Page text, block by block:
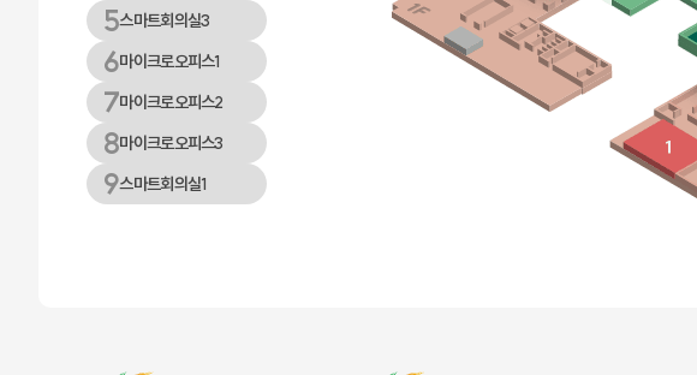
5스마트회의실3
6마이크로오피스1
7마이크로오피스2
8마이크로오피스3
9스마트회의실1